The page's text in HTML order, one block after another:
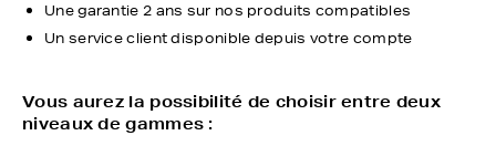
Une garantie 2 ans sur nos produits compatibles
Un service client disponible depuis votre compte
Vous aurez la possibilité de choisir entre deux
niveaux de gammes :